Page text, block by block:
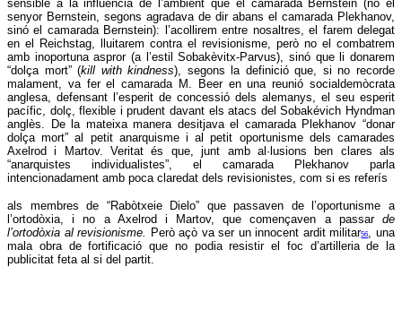
sensible a la influència de l’ambient que el camarada Bernstein (no el
senyor Bernstein, segons agradava de dir abans el camarada Plekhanov,
sinó el camarada Bernstein): l’acollirem entre nosaltres, el farem delegat
en el Reichstag, lluitarem contra el revisionisme, però no el combatrem
amb inoportuna aspror (a l’estil Sobakèvitx-Parvus), sinó que li donarem
“dolça mort” (kill with kindness), segons la definició que, si no recorde
malament, va fer el camarada M. Beer en una reunió socialdemòcrata
anglesa, defensant l’esperit de concessió dels alemanys, el seu esperit
pacífic, dolç, flexible i prudent davant els atacs del Sobakévich Hyndman
anglès. De la mateixa manera desitjava el camarada Plekhanov “donar
dolça mort” al petit anarquisme i al petit oportunisme dels camarades
Axelrod i Martov. Veritat és que, junt amb al·lusions ben clares als
“anarquistes individualistes”, el camarada Plekhanov parla
intencionadament amb poca claredat dels revisionistes, com si es referís
als membres de “Rabòtxeie Dielo” que passaven de l’oportunisme a
l’ortodòxia, i no a Axelrod i Martov, que començaven a passar de
l’ortodòxia al revisionisme. Però açò va ser un innocent ardit militar56, una
mala obra de fortificació que no podia resistir el foc d’artilleria de la
publicitat feta al si del partit.